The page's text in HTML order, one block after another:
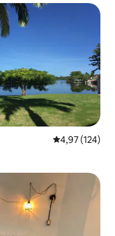
4,97 ud af 5 i
4,97 (124)